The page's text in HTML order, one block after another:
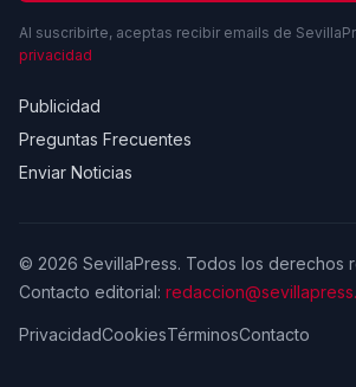
Al suscribirte, aceptas recibir emails de
privacidad
Publicidad
Preguntas Frecuentes
Enviar Noticias
© 2026 SevillaPress. Todos los derechos
Contacto editorial:
PrivacidadCookiesTérminosContacto